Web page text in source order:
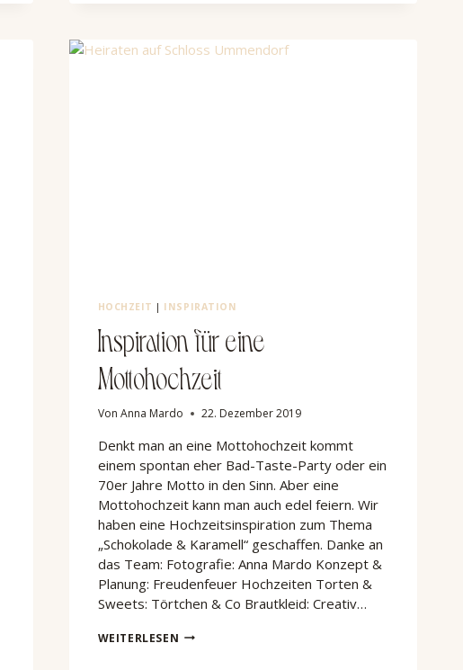
DER
ALBERTINA
HOCHZEIT | INSPIRATION
Inspiration für eine
Mottohochzeit
Von Anna Mardo 22. Dezember 2019
Denkt man an eine Mottohochzeit kommt
einem spontan eher Bad-Taste-Party oder ein
70er Jahre Motto in den Sinn. Aber eine
Mottohochzeit kann man auch edel feiern. Wir
haben eine Hochzeitsinspiration zum Thema
„Schokolade & Karamell“ geschaffen. Danke an
das Team: Fotografie: Anna Mardo Konzept &
Planung: Freudenfeuer Hochzeiten Torten &
Sweets: Törtchen & Co Brautkleid: Creativ…
WEITERLESEN INSPIRATION